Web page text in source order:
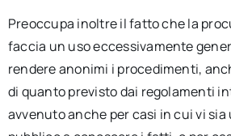
Preoccupa inoltre il fatto che la
faccia un uso eccessivamente
rendere anonimi i procedimenti,
di quanto previsto dai regolamenti
avvenuto anche per casi in cui vi